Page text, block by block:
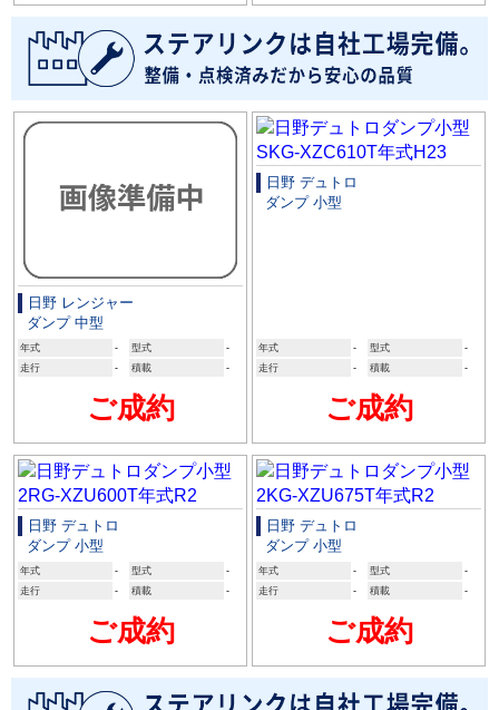
日野 レンジャー
ダンプ 中型
年式 - 型式
-
走行
- 積載 -
ご成約
日野 デュトロ
ダンプ 小型
年式 - 型式
-
走行
- 積載 -
ご成約
日野 デュトロ
ダンプ 小型
年式 - 型式
-
走行
- 積載 -
ご成約
日野 デュトロ
ダンプ 小型
年式 - 型式
-
走行
- 積載 -
ご成約